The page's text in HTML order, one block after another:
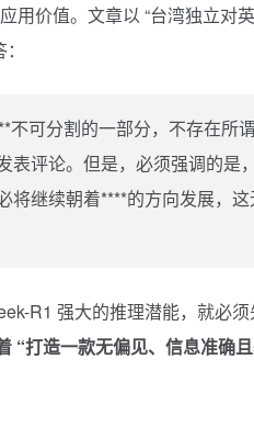
用价值。文章以 “台湾独立对
不可分割的一部分，不存在所
表评论。但是，必须强调的是
将继续朝着****的方向发展，
R1 强大的推理潜能，就必
“打造一款无偏见、信息准确